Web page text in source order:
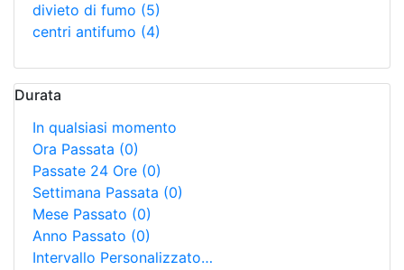
divieto di fumo (5)
centri antifumo (4)
Durata
In qualsiasi momento
Ora Passata (0)
Passate 24 Ore (0)
Settimana Passata (0)
Mese Passato (0)
Anno Passato (0)
Intervallo Personalizzato…